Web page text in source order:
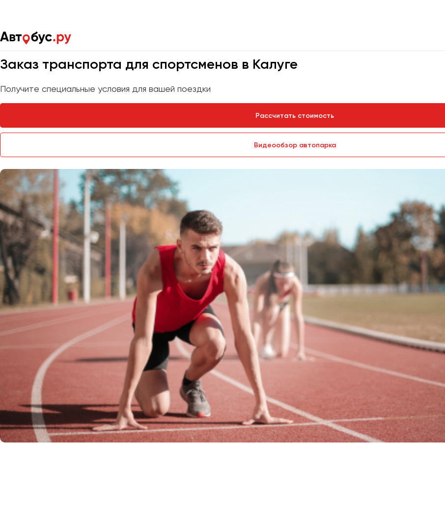
Главная Услуги Трансфер для спортсменов
Мы на связи 24/7
Заказ транспорта для спортсменов в Калуге
Получите специальные условия для вашей поездки
Рассчитать стоимость
Видеообзор автопарка